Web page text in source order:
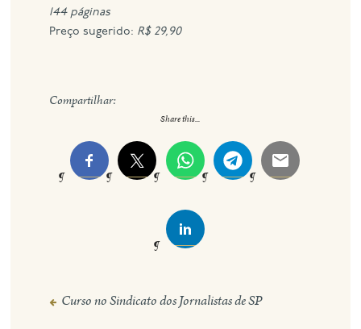
144 páginas
Preço sugerido: R$ 29,90
Compartilhar:
Share this...
Navegação
Curso no Sindicato dos Jornalistas de SP